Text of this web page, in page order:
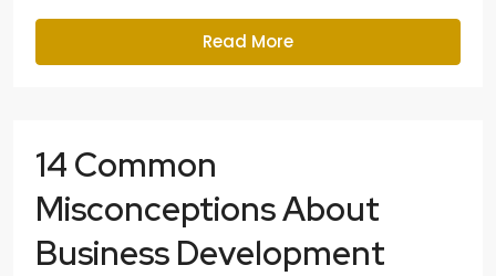
Read More
14 Common
Misconceptions About
Business Development